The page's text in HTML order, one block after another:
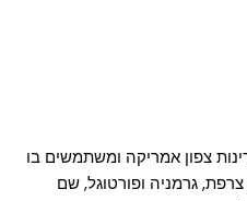
צפון אמריקה ומשתמשים בו
גרמניה ופורטוגל, שם